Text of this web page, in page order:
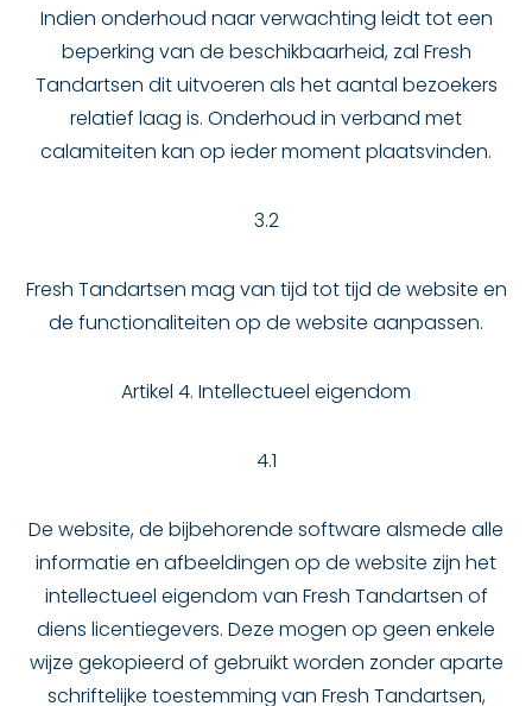
Indien onderhoud naar verwachting leidt tot een
beperking van de beschikbaarheid, zal Fresh
Tandartsen dit uitvoeren als het aantal bezoekers
relatief laag is. Onderhoud in verband met
calamiteiten kan op ieder moment plaatsvinden.
3.2
Fresh Tandartsen mag van tijd tot tijd de website en
de functionaliteiten op de website aanpassen.
Artikel 4. Intellectueel eigendom
4.1
De website, de bijbehorende software alsmede alle
informatie en afbeeldingen op de website zijn het
intellectueel eigendom van Fresh Tandartsen of
diens licentiegevers. Deze mogen op geen enkele
wijze gekopieerd of gebruikt worden zonder aparte
schriftelijke toestemming van Fresh Tandartsen,